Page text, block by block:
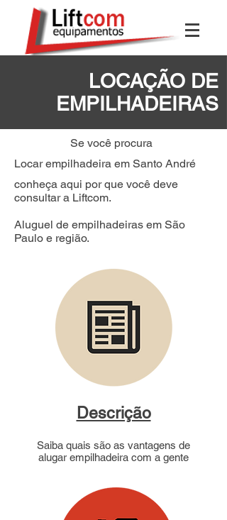
LOCAÇÃO DE
EMPILHADEIRAS
Se você procura
Locar empilhadeira em Santo André
conheça aqui por que você deve
consultar a Liftcom.
Aluguel de empilhadeiras em São
Paulo e região.
Descrição
Saiba quais são as vantagens de
alugar empilhadeira com a gente